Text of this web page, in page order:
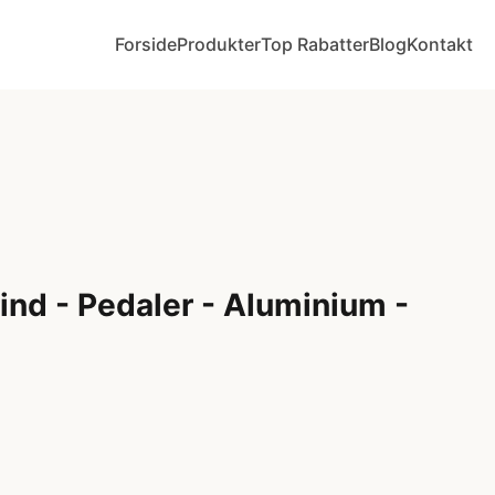
ForsideProdukterTop RabatterBlogKontakt
- Pedaler - Aluminium -